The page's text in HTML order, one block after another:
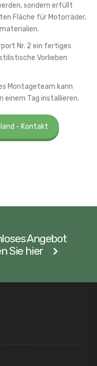
sondern erfüllt
Fläche für Motorräder,
Nr. 2 ein fertiges
Vorlieben
Montageteam kann
einem Tag installieren.
- Kontakt
Angebot
Sie hier